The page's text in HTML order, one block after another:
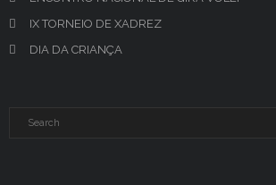
IX TORNEIO DE XADREZ
DIA DA CRIANÇA